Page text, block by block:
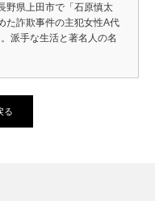
野県上田市で「石原慎太
た詐欺事件の主犯女性A代
派手な生活と著名人の名
る